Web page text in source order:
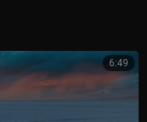
6:49